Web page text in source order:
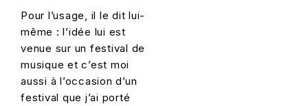
Pour l’usage, il le dit lui-
même : l’idée lui est
venue sur un festival de
musique et c’est moi
aussi à l’occasion d’un
festival que j’ai porté